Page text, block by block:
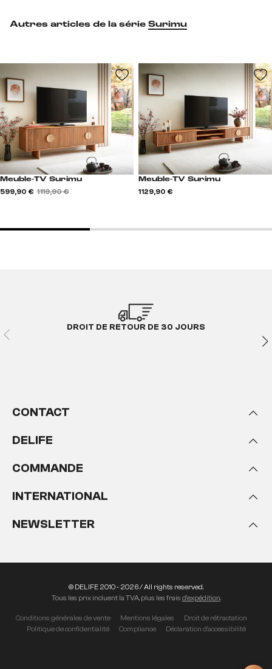
Autres articles de la série Surimu
Meuble-TV Surimu
599,90 € 1 119,90 €
Meuble-TV Surimu
1 129,90 €
DROIT DE RETOUR DE 30 JOURS
CONTACT
DELIFE
COMMANDE
INTERNATIONAL
NEWSLETTER
Conditions générales de vente Mentions légales
Droit de rétractation
Politique de confidentialité
Compliance Déclaration d'accessibilité
© DELIFE 2010 - 2026 / All rights reserved.
Tous les prix incluent la TVA, plus les frais d'expédition.